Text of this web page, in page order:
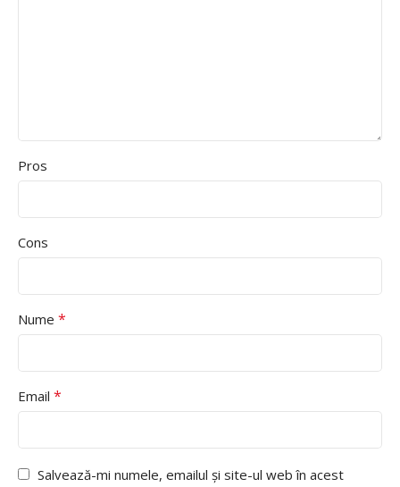
Pros
Cons
Nume *
Email *
Salvează-mi numele, emailul și site-ul web în acest